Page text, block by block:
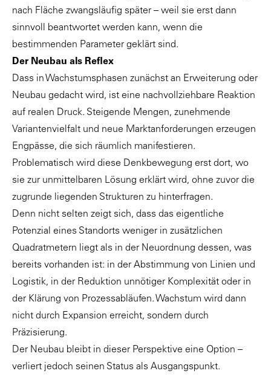
nach Fläche zwangsläufig später – weil sie erst dann
sinnvoll beantwortet werden kann, wenn die
bestimmenden Parameter geklärt sind.
Der Neubau als Reflex
Dass in Wachstumsphasen zunächst an Erweiterung oder
Neubau gedacht wird, ist eine nachvollziehbare Reaktion
auf realen Druck. Steigende Mengen, zunehmende
Variantenvielfalt und neue Marktanforderungen erzeugen
Engpässe, die sich räumlich manifestieren.
Problematisch wird diese Denkbewegung erst dort, wo
sie zur unmittelbaren Lösung erklärt wird, ohne zuvor die
zugrunde liegenden Strukturen zu hinterfragen.
Denn nicht selten zeigt sich, dass das eigentliche
Potenzial eines Standorts weniger in zusätzlichen
Quadratmetern liegt als in der Neuordnung dessen, was
bereits vorhanden ist: in der Abstimmung von Linien und
Logistik, in der Reduktion unnötiger Komplexität oder in
der Klärung von Prozessabläufen. Wachstum wird dann
nicht durch Expansion erreicht, sondern durch
Präzisierung.
Der Neubau bleibt in dieser Perspektive eine Option –
verliert jedoch seinen Status als Ausgangspunkt.